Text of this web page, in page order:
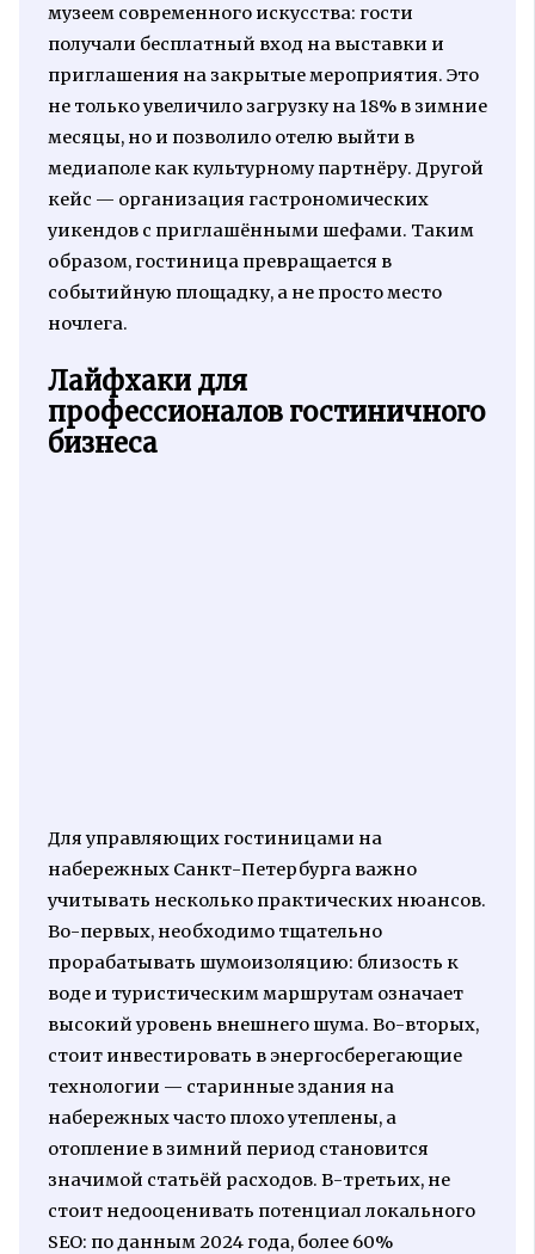
музеем современного искусства: гости
получали бесплатный вход на выставки и
приглашения на закрытые мероприятия. Это
не только увеличило загрузку на 18% в зимние
месяцы, но и позволило отелю выйти в
медиаполе как культурному партнёру. Другой
кейс — организация гастрономических
уикендов с приглашёнными шефами. Таким
образом, гостиница превращается в
событийную площадку, а не просто место
ночлега.
Лайфхаки для
профессионалов гостиничного
бизнеса
Для управляющих гостиницами на
набережных Санкт-Петербурга важно
учитывать несколько практических нюансов.
Во-первых, необходимо тщательно
прорабатывать шумоизоляцию: близость к
воде и туристическим маршрутам означает
высокий уровень внешнего шума. Во-вторых,
стоит инвестировать в энергосберегающие
технологии — старинные здания на
набережных часто плохо утеплены, а
отопление в зимний период становится
значимой статьёй расходов. В-третьих, не
стоит недооценивать потенциал локального
SEO: по данным 2024 года, более 60%